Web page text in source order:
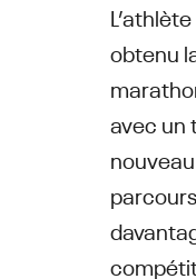
obtenu
avec un